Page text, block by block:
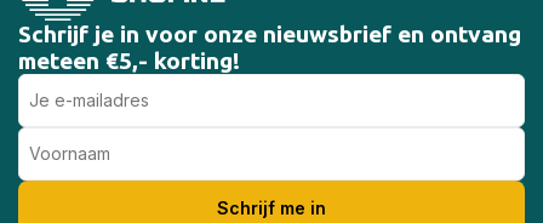
Schrijf je in voor onze nieuwsbrief en ontvang
meteen €5,- korting!